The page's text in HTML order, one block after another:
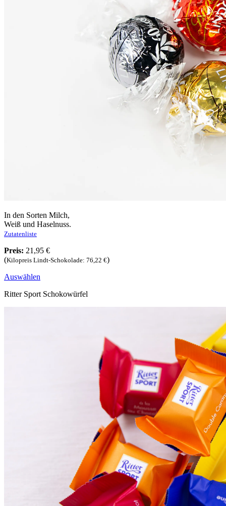
In den Sorten Milch,
Weiß und Haselnuss.
Zutatenliste
Preis: 21,95 €
(Kilopreis Lindt-Schokolade: 76,22 €)
Auswählen
Ritter Sport Schokowürfel